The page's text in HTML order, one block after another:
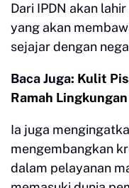
Dari IPDN akan
yang akan
sejajar dengan
Baca Juga: Kulit
Ramah Lingkungan
Ia juga
mengembangkan
dalam pelayanan